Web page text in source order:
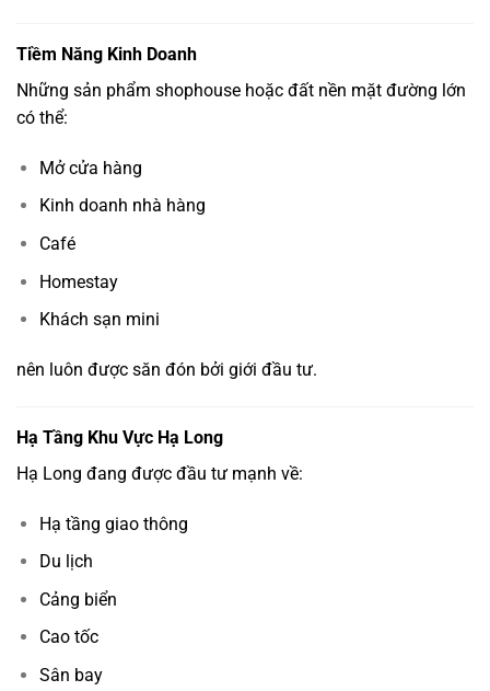
Tiềm Năng Kinh Doanh
Những sản phẩm shophouse hoặc đất nền mặt đường lớn
có thể:
Mở cửa hàng
Kinh doanh nhà hàng
Café
Homestay
Khách sạn mini
nên luôn được săn đón bởi giới đầu tư.
Hạ Tầng Khu Vực Hạ Long
Hạ Long đang được đầu tư mạnh về:
Hạ tầng giao thông
Du lịch
Cảng biển
Cao tốc
Sân bay